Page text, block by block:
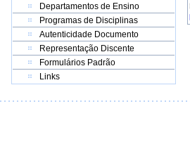
Departamentos de Ensino
Programas de Disciplinas
Autenticidade Documento
Representação Discente
Formulários Padrão
Links